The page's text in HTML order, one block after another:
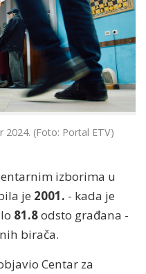
2024. (Foto: Portal ETV)
izborima u
je 2001. - kada je
81.8odsto građana -
birača.
Centar za